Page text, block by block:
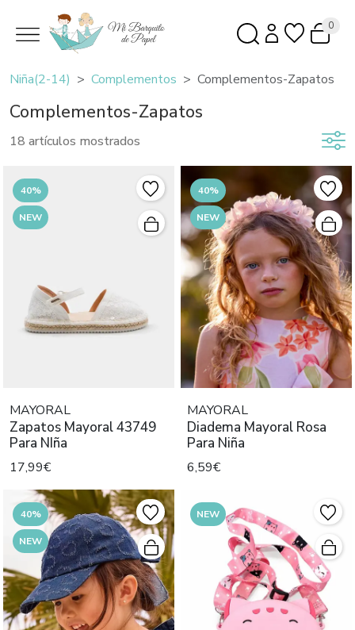
0
Niña(2-14) Complementos Complementos-Zapatos
Complementos-Zapatos
18 artículos mostrados
40%
NEW
MAYORAL
Zapatos Mayoral 43749
Para NIña
17,99€
40%
NEW
MAYORAL
Diadema Mayoral Rosa
Para Niña
6,59€
40%
NEW
NEW